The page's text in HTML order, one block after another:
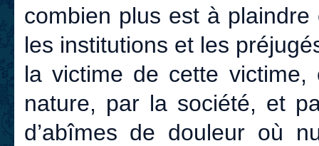
combien plus est à
les institutions et les
la victime de cette
nature, par la société, et
d’abîmes de douleur où